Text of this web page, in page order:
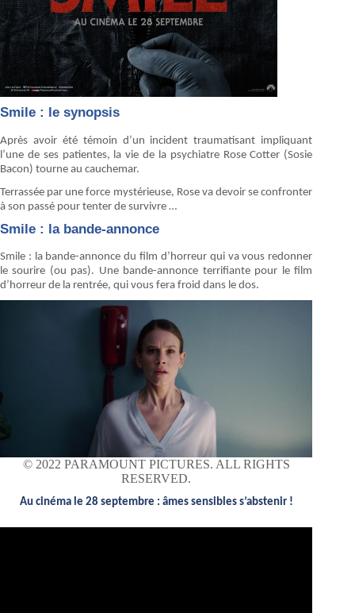
Smile : le synopsis
Après avoir été témoin d’un incident traumatisant impliquant
l’une de ses patientes, la vie de la psychiatre Rose Cotter (Sosie
Bacon) tourne au cauchemar.
Terrassée par une force mystérieuse, Rose va devoir se confronter
à son passé pour tenter de survivre …
Smile : la bande-annonce
Smile : la bande-annonce du film d’horreur qui va vous redonner
le sourire (ou pas). Une bande-annonce terrifiante pour le film
d’horreur de la rentrée, qui vous fera froid dans le dos.
© 2022 PARAMOUNT PICTURES. ALL RIGHTS
RESERVED.
Au cinéma le 28 septembre : âmes sensibles s’abstenir !